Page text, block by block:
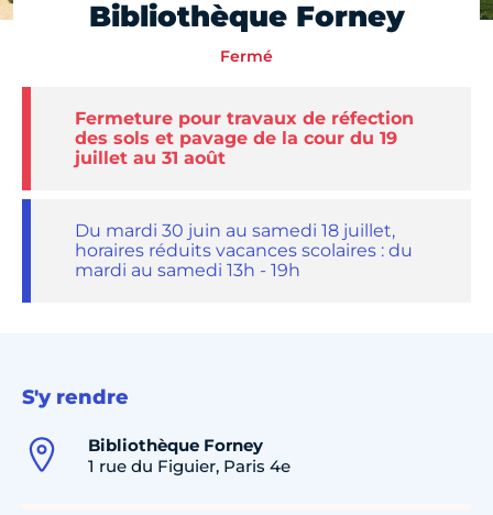
Bibliothèque Forney
Fermé
Fermeture pour travaux de réfection
des sols et pavage de la cour du 19
juillet au 31 août
Du mardi 30 juin au samedi 18 juillet,
horaires réduits vacances scolaires : du
mardi au samedi 13h - 19h
S'y rendre
Bibliothèque Forney
1 rue du Figuier, Paris 4e